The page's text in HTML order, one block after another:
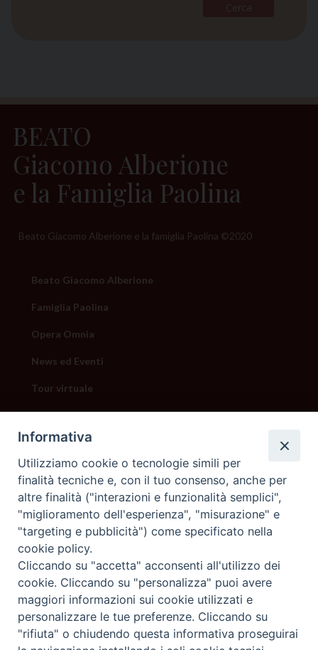
BEATO
Giacomo Alberione
e la Famiglia Paolina
Beato Giacomo Alberione e la famiglia Paolina ©2020
Beato Giacomo Alberione
Famiglia Paolina
Opera Omnia
News ed Eventi
Tour virtuale
Privacy Policy
Contattaci
Informativa
Utilizziamo cookie o tecnologie simili per
finalità tecniche e, con il tuo consenso, anche per
altre finalità ("interazioni e funzionalità semplici",
"miglioramento dell'esperienza", "misurazione" e
"targeting e pubblicità") come specificato nella
cookie policy.
Cliccando su "accetta" acconsenti all'utilizzo dei
cookie. Cliccando su "personalizza" puoi avere
maggiori informazioni sui cookie utilizzati e
personalizzare le tue preferenze. Cliccando su
"rifiuta" o chiudendo questa informativa proseguirai